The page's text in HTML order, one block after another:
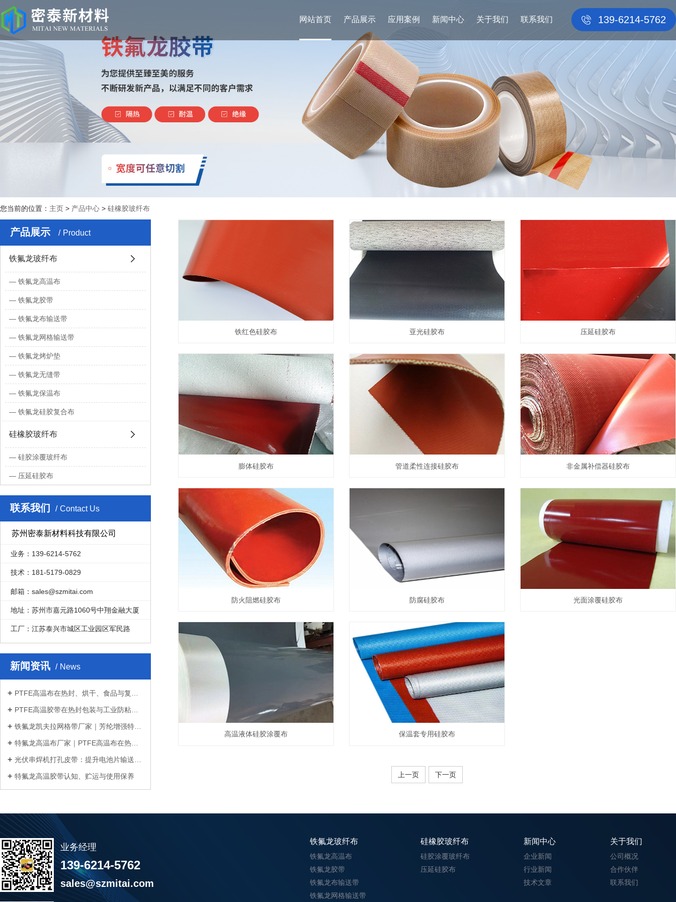
139-6214-5762
网站首页 产品展示 应用案例 新闻中心 关于我们 联系我们
您当前的位置： 主页 > 产品中心 > 硅橡胶玻纤布
产品展示 Product
铁氟龙玻纤布
铁氟龙高温布
铁氟龙胶带
铁氟龙布输送带
铁氟龙网格输送带
铁氟龙烤炉垫
铁氟龙无缝带
铁氟龙保温布
铁氟龙硅胶复合布
硅橡胶玻纤布
硅胶涂覆玻纤布
压延硅胶布
联系我们 Contact Us
苏州密泰新材料科技有限公司
业务：139-6214-5762
技术：181-5179-0829
邮箱：sales@szmitai.com
地址：苏州市嘉元路1060号中翔金融大厦
工厂：江苏泰兴市城区工业园区军民路
新闻资讯 News
PTFE高温布在热封、烘干、食品与复合材...
PTFE高温胶带在热封包装与工业防粘中的...
铁氟龙凯夫拉网格带厂家｜芳纶增强特氟...
特氟龙高温布厂家｜PTFE高温布在热封、...
光伏串焊机打孔皮带：提升电池片输送稳...
特氟龙高温胶带认知、贮运与使用保养
铁红色硅胶布 亚光硅胶布 压延硅胶布
膨体硅胶布 管道柔性连接硅胶布 非金属补偿器硅胶布
防火阻燃硅胶布 防腐硅胶布 光面涂覆硅胶布
高温液体硅胶涂覆布 保温套专用硅胶布
上一页 下一页
关于我们
公司概况
合作伙伴
联系我们
新闻中心
企业新闻
行业新闻
技术文章
硅橡胶玻纤布
硅胶涂覆玻纤布
压延硅胶布
铁氟龙玻纤布
铁氟龙高温布
铁氟龙胶带
铁氟龙布输送带
铁氟龙网格输送带
业务经理
139-6214-5762
sales@szmitai.com